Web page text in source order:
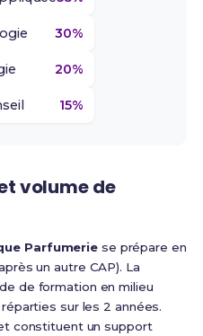
30%
20%
15%
volume de
Parfumerie se prépare en
un autre CAP). La
de formation en milieu
réparties sur les 2 années.
constituent un support